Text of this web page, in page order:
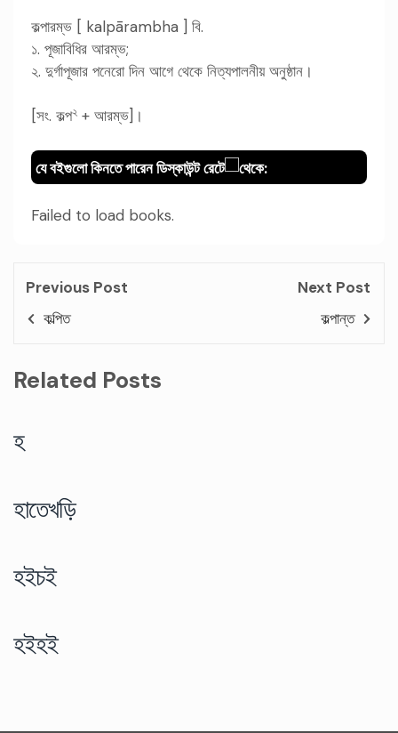
কল্পারম্ভ [ kalpārambha ] বি.
১. পূজাবিধির আরম্ভ;
২. দুর্গাপূজার পনেরো দিন আগে থেকে নিত্যপালনীয় অনুষ্ঠান।
[সং. কল্প২ + আরম্ভ]।
যে বইগুলো কিনতে পারেন ডিস্কাউন্ট রেটে থেকে:
Failed to load books.
Previous Post
কল্পিত
Next Post
কল্পান্ত
Related Posts
হ
হাতেখড়ি
হইচই
হইহই